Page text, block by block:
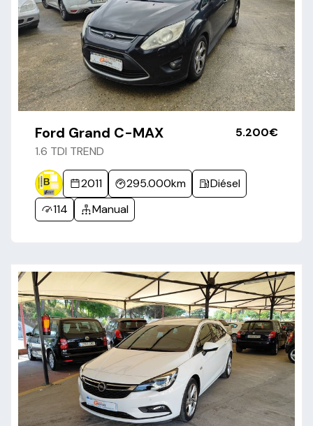
Ford Grand C-MAX
1.6 TDI TREND
5.200€
2011 295.000km
Diésel
114
Manual